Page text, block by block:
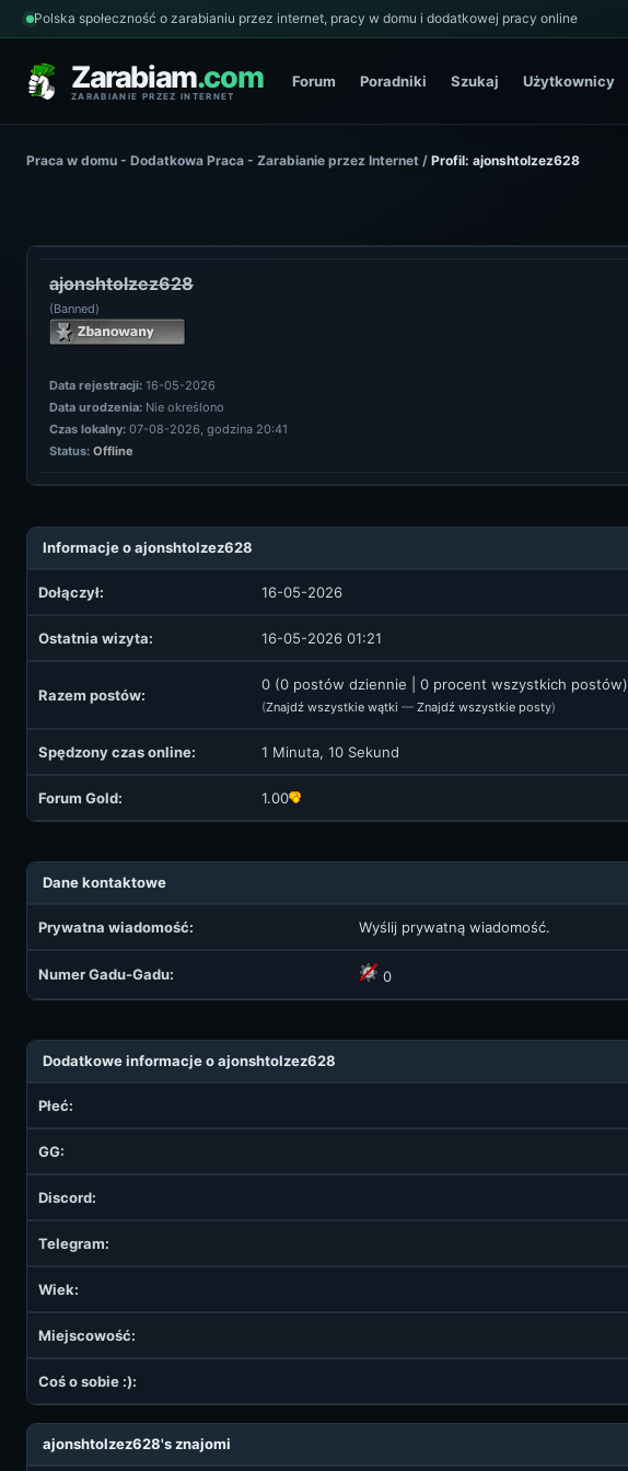
Polska społeczność o zarabianiu przez internet, pracy w domu i dodatkowej pracy online
Zarabiam.com
ZARABIANIE PRZEZ INTERNET
Forum Poradniki Szukaj Użytkownicy
Praca w domu - Dodatkowa Praca - Zarabianie przez Internet / Profil: ajonshtolzez628
ajonshtolzez628
(Banned)
Data rejestracji: 16-05-2026
Data urodzenia: Nie określono
Czas lokalny: 07-08-2026, godzina 20:41
Status: Offline
Informacje o ajonshtolzez628
Dołączył: 16-05-2026
Ostatnia wizyta: 16-05-2026 01:21
Razem postów:
0 (0 postów dziennie | 0 procent wszystkich postów)
(Znajdź wszystkie wątki — Znajdź wszystkie posty)
Spędzony czas online: 1 Minuta, 10 Sekund
Forum Gold: 1.00
Dane kontaktowe
Prywatna wiadomość: Wyślij prywatną wiadomość.
Numer Gadu-Gadu: 0
Dodatkowe informacje o ajonshtolzez628
Płeć:
GG:
Discord:
Telegram:
Wiek:
Miejscowość:
Coś o sobie :):
ajonshtolzez628's znajomi